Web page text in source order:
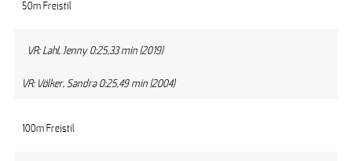
50m Freistil
VR: Lahl, Jenny 0:25,33 min (2019)
VR: Völker, Sandra 0:25,49 min (2004)
100m Freistil